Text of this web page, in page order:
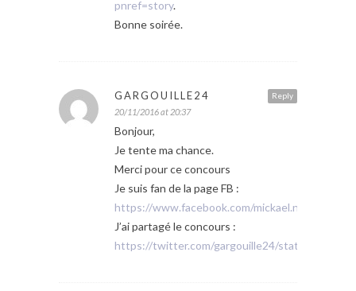
pnref=story.
Bonne soirée.
Reply
GARGOUILLE24
20/11/2016 at 20:37
Bonjour,
Je tente ma chance.
Merci pour ce concours
Je suis fan de la page FB :
https://www.facebook.com/mickael.navard
J’ai partagé le concours :
https://twitter.com/gargouille24/status/